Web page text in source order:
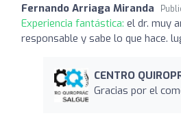
Fernando Arriaga Miranda
Experiencia fantástica: el dr. muy
responsable y sabe lo que hace.
CENTRO
Gracias por el